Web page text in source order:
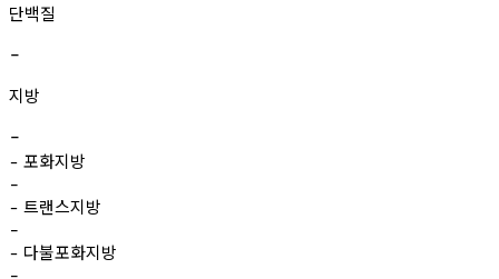
단백질
-
지방
-
- 포화지방
-
- 트랜스지방
-
- 다불포화지방
-